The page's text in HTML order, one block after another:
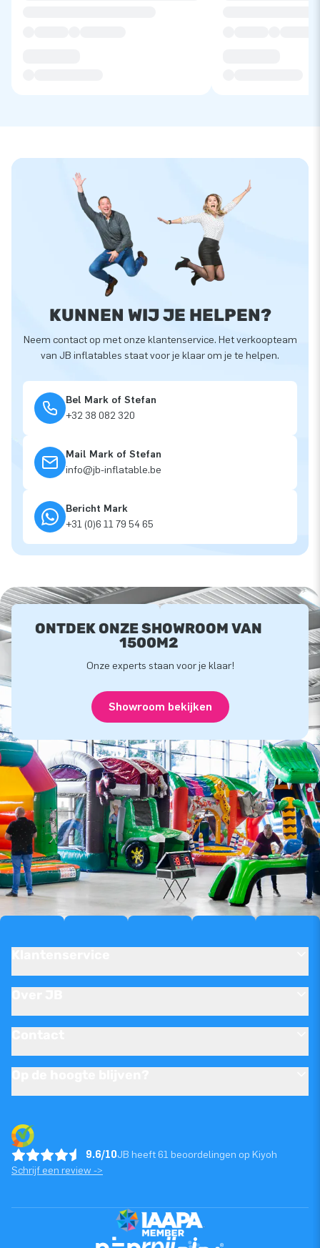
KUNNEN WIJ JE HELPEN?
Neem contact op met onze klantenservice. Het verkoopteam
van JB inflatables staat voor je klaar om je te helpen.
Bel Mark of Stefan
+32 38 082 320
Mail Mark of Stefan
info@jb-inflatable.be
Bericht Mark
+31 (0)6 11 79 54 65
ONTDEK ONZE SHOWROOM VAN
1500M2
Onze experts staan voor je klaar!
Showroom bekijken
9.6/10JB heeft 61 beoordelingen op Kiyoh
Schrijf een review ->